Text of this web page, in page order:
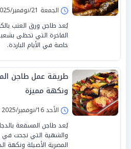
الجمعة 21/نوفمبر/2025 - 06:00 م
يُعد طاجن ورق العنب
الفاخرة التي تحظى
خاصة في الأيام الباردة.
طريقة عمل طاجن
ونكهة مميزة
الأحد 16/نوفمبر/2025 - 10:10 م
يُعد طاجن المسقعة
والشهية التي نجحت في
المصرية الأصيلة ونكهة